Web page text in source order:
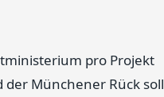
pro Projekt
Münchener Rück soll